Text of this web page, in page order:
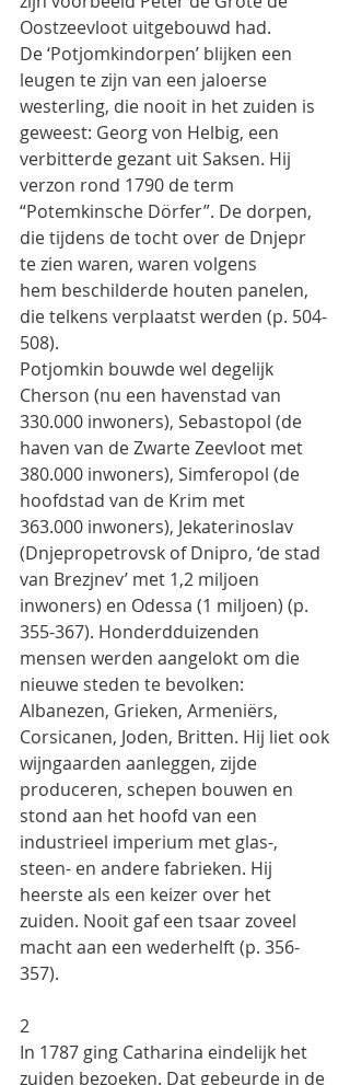
Oostzeevloot uitgebouwd had.
De ‘Potjomkindorpen’ blijken een
leugen te zijn van een jaloerse
westerling, die nooit in het zuiden is
geweest: Georg von Helbig, een
verbitterde gezant uit Saksen. Hij
verzon rond 1790 de term
“Potemkinsche Dörfer”. De dorpen,
die tijdens de tocht over de Dnjepr
te zien waren, waren volgens
hem beschilderde houten panelen,
die telkens verplaatst werden (p. 504-
508).
Potjomkin bouwde wel degelijk
Cherson (nu een havenstad van
330.000 inwoners), Sebastopol (de
haven van de Zwarte Zeevloot met
380.000 inwoners), Simferopol (de
hoofdstad van de Krim met
363.000 inwoners), Jekaterinoslav
(Dnjepropetrovsk of Dnipro, ‘de stad
van Brezjnev’ met 1,2 miljoen
inwoners) en Odessa (1 miljoen) (p.
355-367). Honderdduizenden
mensen werden aangelokt om die
nieuwe steden te bevolken:
Albanezen, Grieken, Armeniërs,
Corsicanen, Joden, Britten. Hij liet ook
wijngaarden aanleggen, zijde
produceren, schepen bouwen en
stond aan het hoofd van een
industrieel imperium met glas-,
steen- en andere fabrieken. Hij
heerste als een keizer over het
zuiden. Nooit gaf een tsaar zoveel
macht aan een wederhelft (p. 356-
357).
2
In 1787 ging Catharina eindelijk het
zuiden bezoeken. Dat gebeurde in de